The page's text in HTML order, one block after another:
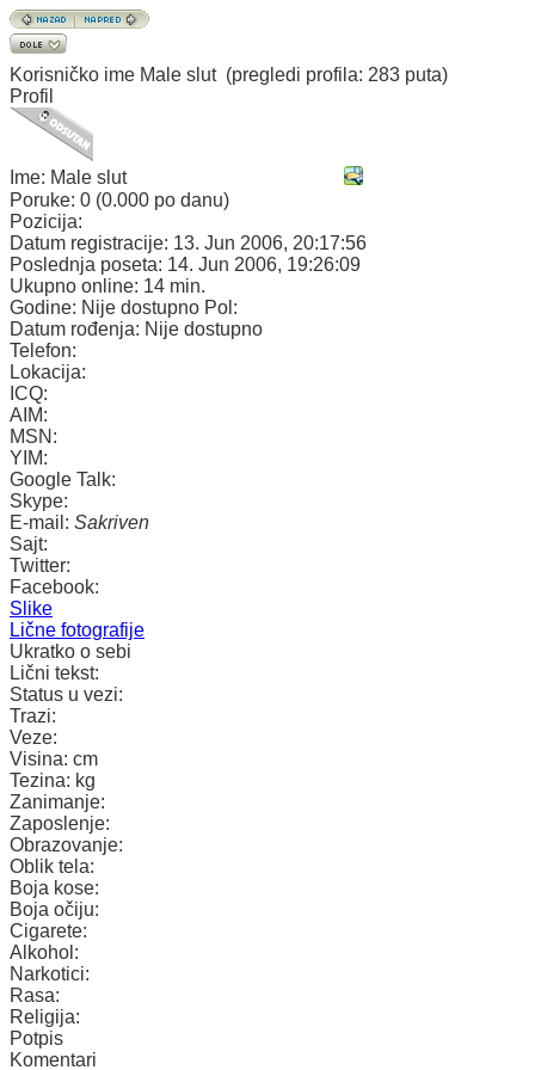
Korisničko ime Male slut (pregledi profila: 283 puta)
Profil
Ime: Male slut
Poruke: 0 (0.000 po danu)
Pozicija:
Datum registracije: 13. Jun 2006, 20:17:56
Poslednja poseta: 14. Jun 2006, 19:26:09
Ukupno online: 14 min.
Godine: Nije dostupno Pol:
Datum rođenja: Nije dostupno
Telefon:
Lokacija:
ICQ:
AIM:
MSN:
YIM:
Google Talk:
Skype:
E-mail: Sakriven
Sajt:
Twitter:
Facebook:
Slike
Lične fotografije
Ukratko o sebi
Lični tekst:
Status u vezi:
Trazi:
Veze:
Visina: cm
Tezina: kg
Zanimanje:
Zaposlenje:
Obrazovanje:
Oblik tela:
Boja kose:
Boja očiju:
Cigarete:
Alkohol:
Narkotici:
Rasa:
Religija:
Potpis
Komentari